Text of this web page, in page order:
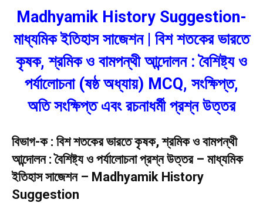
Madhyamik History Suggestion-
মাধ্যমিক ইতিহাস সাজেশন | বিশ শতকের ভারতে
কৃষক, শ্রমিক ও বামপন্থী আন্দোলন : বৈশিষ্ট্য ও
পর্যালোচনা (ষষ্ঠ অধ্যায়) MCQ, সংক্ষিপ্ত,
অতি সংক্ষিপ্ত এবং রচনাধর্মী প্রশ্ন উত্তর
বিভাগ-ক : বিশ শতকের ভারতে কৃষক, শ্রমিক ও বামপন্থী
আন্দোলন : বৈশিষ্ট্য ও পর্যালোচনা প্রশ্ন উত্তর – মাধ্যমিক
ইতিহাস সাজেশন – Madhyamik History
Suggestion